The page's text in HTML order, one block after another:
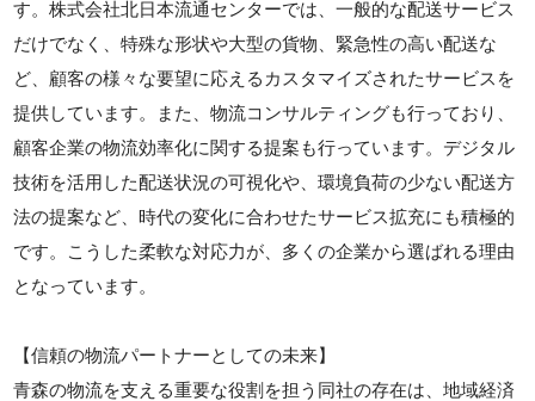
す。株式会社北日本流通センターでは、一般的な配送サービス
だけでなく、特殊な形状や大型の貨物、緊急性の高い配送な
ど、顧客の様々な要望に応えるカスタマイズされたサービスを
提供しています。また、物流コンサルティングも行っており、
顧客企業の物流効率化に関する提案も行っています。デジタル
技術を活用した配送状況の可視化や、環境負荷の少ない配送方
法の提案など、時代の変化に合わせたサービス拡充にも積極的
です。こうした柔軟な対応力が、多くの企業から選ばれる理由
となっています。
【信頼の物流パートナーとしての未来】
青森の物流を支える重要な役割を担う同社の存在は、地域経済